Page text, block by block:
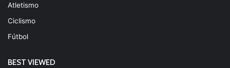
Atletismo
Ciclismo
Fútbol
BEST VIEWED